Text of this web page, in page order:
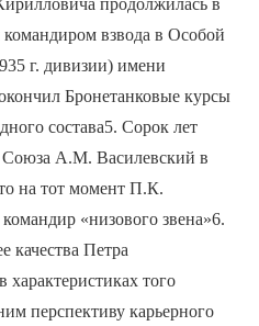
продолжилась в
взвода в Особой
г. дивизии) имени
Бронетанковые курсы
состава5. Сорок лет
Союза А.М. Василевский в
на тот момент П.К.
«низового звена»6.
качества Петра
того
перспективу карьерного